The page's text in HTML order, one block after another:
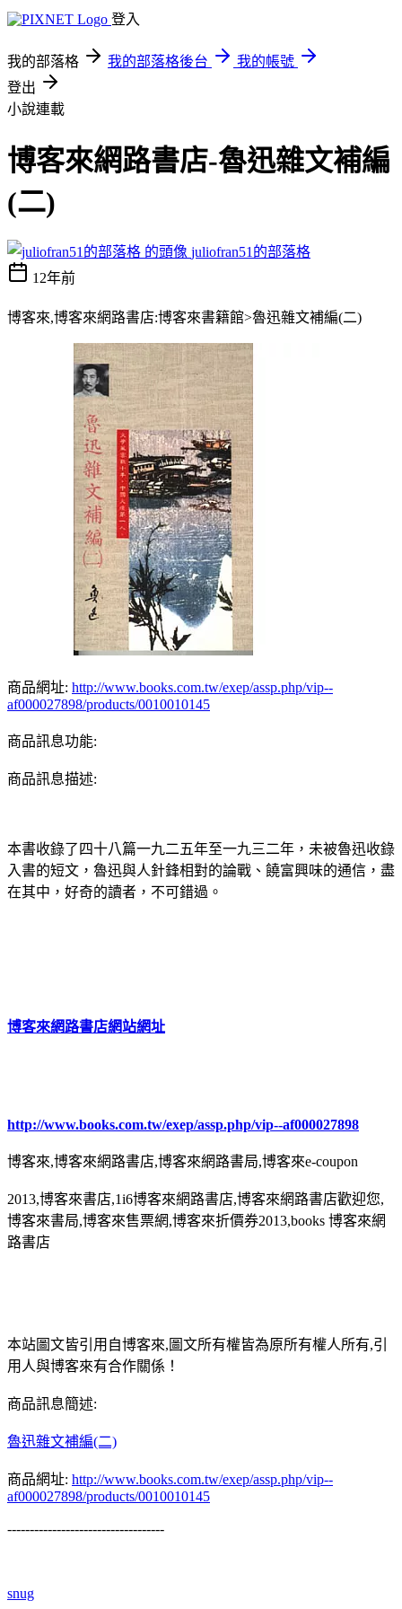
登入
我的部落格 我的部落格後台
我的帳號
登出
小說連載
博客來網路書店-魯迅雜文補編
(二)
juliofran51的部落格
12年前
博客來,博客來網路書店:博客來書籍館>魯迅雜文補編(二)
商品網址: http://www.books.com.tw/exep/assp.php/vip--
af000027898/products/0010010145
商品訊息功能:
商品訊息描述:
本書收錄了四十八篇一九二五年至一九三二年，未被魯迅收錄
入書的短文，魯迅與人針鋒相對的論戰、饒富興味的通信，盡
在其中，好奇的讀者，不可錯過。
博客來網路書店網站網址
http://www.books.com.tw/exep/assp.php/vip--af000027898
博客來,博客來網路書店,博客來網路書局,博客來e-coupon
2013,博客來書店,1i6博客來網路書店,博客來網路書店歡迎您,
博客來書局,博客來售票網,博客來折價券2013,books 博客來網
路書店
本站圖文皆引用自博客來,圖文所有權皆為原所有權人所有,引
用人與博客來有合作關係！
商品訊息簡述:
魯迅雜文補編(二)
商品網址: http://www.books.com.tw/exep/assp.php/vip--
af000027898/products/0010010145
-----------------------------------
snug